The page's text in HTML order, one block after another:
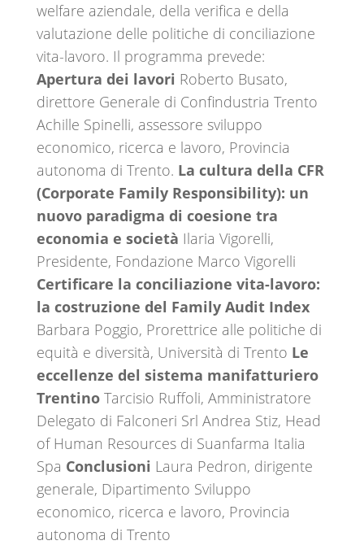
welfare aziendale, della verifica e della
valutazione delle politiche di conciliazione
vita-lavoro. Il programma prevede:
Apertura dei lavori Roberto Busato,
direttore Generale di Confindustria Trento
Achille Spinelli, assessore sviluppo
economico, ricerca e lavoro, Provincia
autonoma di Trento. La cultura della CFR
(Corporate Family Responsibility): un
nuovo paradigma di coesione tra
economia e società Ilaria Vigorelli,
Presidente, Fondazione Marco Vigorelli
Certificare la conciliazione vita-lavoro:
la costruzione del Family Audit Index
Barbara Poggio, Prorettrice alle politiche di
equità e diversità, Università di Trento Le
eccellenze del sistema manifatturiero
TrentinoTarcisio Ruffoli, Amministratore
Delegato di Falconeri Srl Andrea Stiz, Head
of Human Resources di Suanfarma Italia
Spa Conclusioni Laura Pedron, dirigente
generale, Dipartimento Sviluppo
economico, ricerca e lavoro, Provincia
autonoma di Trento